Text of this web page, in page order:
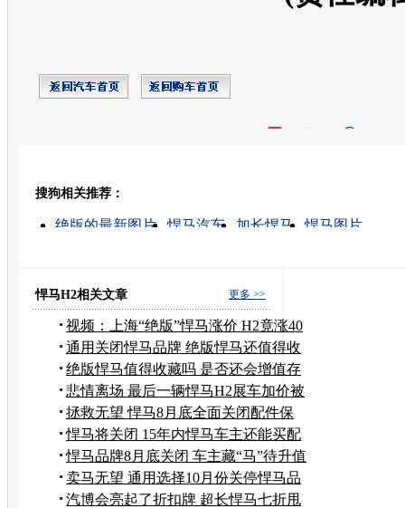
搜狗相关推荐：
绝版的最新图片 悍马汽车 加长悍马
悍马图片
更多 >>
悍马H2相关文章
视频：上海“绝版”悍马涨价 H2竟涨40
万
通用关闭悍马品牌 绝版悍马还值得收
藏吗
绝版悍马值得收藏吗 是否还会增值存
争议
悲情离场 最后一辆悍马H2展车加价被
预定
拯救无望 悍马8月底全面关闭配件保
10年
悍马将关闭 15年内悍马车主还能买配
件
悍马品牌8月底关闭 车主藏“马”待升值
卖马无望 通用选择10月份关停悍马品
牌
汽博会亮起了折扣牌 超长悍马七折甩